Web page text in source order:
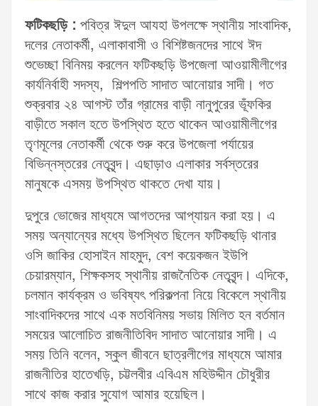
ফটিকছড়ি : পবিত্র ঈদুল আযহা উপলক্ষে স্থানীয় সাংবাদিক,
দলের নেতাকর্মী, এলাকাবাসী ও বিশিষ্টজনদের সাথে ঈদ
শুভেচ্ছা বিনিময় করলেন ফটিকছড়ি উপজেলা আওয়ামীলীগের
কার্যনির্বাহী সদস্য, শিল্পপতি সাদাত আনোয়ার সাদী। গত
শুক্রবার ২৪ আগস্ট তাঁর গ্রামের বাড়ী নানুপুরের ভূঁফকির
বাড়ীতে সকাল হতে উপস্থিত হতে থাকেন আওয়ামীলীগের
তৃণমূলের নেতাকর্মী থেকে শুরু করে উপজেলা পর্যায়ের
বিভিন্নস্তরের নেতৃবৃন্দ। এছাড়াও এলাকার সর্বস্তরের
মানুষকে এসময় উপস্থিত থাকতে দেখা যায়।
দুপুরে ভোজের মাধ্যমে আগতদের আপ্যায়ন করা হয়। এ
সময় অন্যান্যের মধ্যে উপস্থিত ছিলেন ফটিকছড়ি থানার
ওসি জাকির হোসাইন মাহমুদ, বেশ কয়েকজন ইউপি
চেয়ারম্যান, শিক্ষকসহ স্থানীয় রাজনৈতিক নেতৃবৃন্দ। এদিকে,
চলমান কার্যক্রম ও ভবিষ্যৎ পরিকল্পনা নিয়ে বিকেলে স্থানীয়
সাংবাদিকদের সাথে এক মতবিনিময় সভায় মিলিত হন বর্তমান
সময়ের আলোচিত রাজনীতিবিদ সাদাত আনোয়ার সাদী। এ
সময় তিনি বলেন, স্কুল জীবনে ছাত্রলীগের মাধ্যমে আমার
রাজনীতির হাতেখড়ি, চট্টলবীর এবিএম মহিউদ্দীন চৌধুরীর
সাথে কাজ করার সুযোগ আমার হয়েছিল।